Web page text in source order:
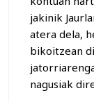
jakinik
atera dela,
bikoitzean
nagusiak